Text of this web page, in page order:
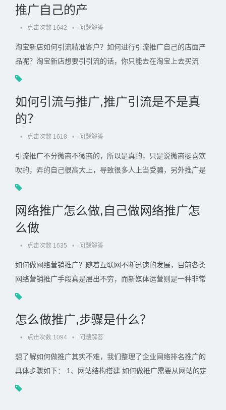
推广自己的产
• 点击次数 1642 • 问题解答
淘宝新店如何引流精准客户？如何进行引流推广自己的店面产
品呢？淘宝新店想要引引流的话，你只能去在淘宝上去买流
量，就是做所谓的推广，然后，嗯人家顾客在搜索你卖的产品
如何引流与推广,推广引流是不是真
的？
• 点击次数 1618 • 问题解答
引流推广不分微商不微商的，所以是真的，只是说微商挺喜欢
吹的，弄的自己很高大上，导致很多人上当受骗，另外推广是
个长久的事情，不是一天就可以做的很好的，所以也需要坚持.
网络推广怎么做,自己做网络推广怎
么做
• 点击次数 1635 • 问题解答
如何做网络营销推广？随着互联网不断迅速的发展，目前各类
网络营销推广手段真是层出不穷，而新媒体运营则是一种非常
有效的网络营销形式。运营人员想要脱颖而出获得企业青睐，.
怎么做推广,步骤是什么？
• 点击次数 1094 • 问题解答
想了解如何做推广其实不难，我们整理了企业网络排名推广的
具体步骤如下： 1、网站结构搭建 如何做推广需要从网站的定
位开始，它需要明确网站是为哪种类型的用户而建，它想要吸.